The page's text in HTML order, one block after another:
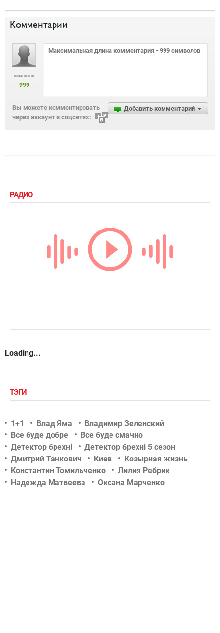
Комментарии
символов
999
Добавить комментарий
Вы можете комментировать
через аккаунт в соцсетях:
РАДИО
Loading...
ТЭГИ
1+1 Влад Яма
Владимир Зеленский
Все буде добре
Все буде смачно
Детектор брехні
Детектор брехні 5 сезон
Дмитрий Танкович
Киев
Козырная жизнь
Константин Томильченко
Лилия Ребрик
Надежда Матвеева
Оксана Марченко